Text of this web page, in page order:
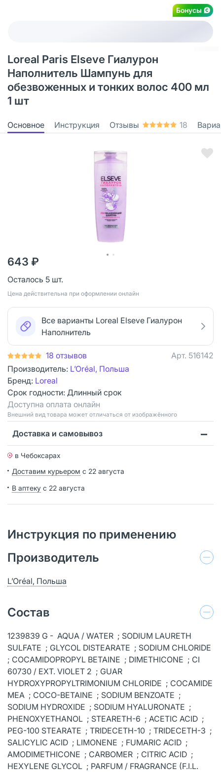
Бонусы
Loreal Paris Elseve Гиалурон
Наполнитель Шампунь для
обезвоженных и тонких волос 400 мл
1 шт
Основное Инструкция Отзывы 18
643 ₽
Осталось 5 шт.
Цена действительна при оформлении онлайн
Все варианты Loreal Elseve Гиалурон
Наполнитель
18 отзывов Арт. 516142
Производитель: L’Oréal, Польша
Бренд: Loreal
Срок годности: Длинный срок
Доступна оплата онлайн
Bнешний вид товара может отличаться от изображённого
Доставка и самовывоз
в Чебоксарах
Доставим курьером с 22 августа
В аптеку с 22 августа
Инструкция по применению
Производитель
L’Oréal, Польша
Состав
1239839 G - AQUA / WATER ; SODIUM LAURETH
SULFATE ; GLYCOL DISTEARATE ; SODIUM CHLORIDE
; COCAMIDOPROPYL BETAINE ; DIMETHICONE ; CI
60730 / EXT. VIOLET 2 ; GUAR
HYDROXYPROPYLTRIMONIUM CHLORIDE ; COCAMIDE
MEA ; COCO-BETAINE ; SODIUM BENZOATE ;
SODIUM HYDROXIDE ; SODIUM HYALURONATE ;
PHENOXYETHANOL ; STEARETH-6 ; ACETIC ACID ;
PEG-100 STEARATE ; TRIDECETH-10 ; TRIDECETH-3 ;
SALICYLIC ACID ; LIMONENE ; FUMARIC ACID ;
AMODIMETHICONE ; CARBOMER ; CITRIC ACID ;
HEXYLENE GLYCOL ; PARFUM / FRAGRANCE (F.I.L.